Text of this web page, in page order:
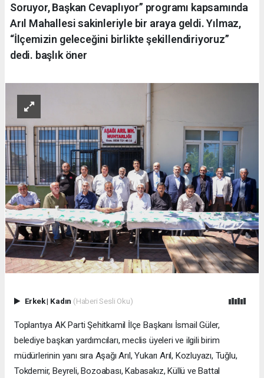
Soruyor, Başkan Cevaplıyor” programı kapsamında
Arıl Mahallesi sakinleriyle bir araya geldi. Yılmaz,
“İlçemizin geleceğini birlikte şekillendiriyoruz”
dedi. başlık öner
Erkek| Kadın (Haberi Sesli Oku)
Toplantıya AK Parti Şehitkamil İlçe Başkanı İsmail Güler,
belediye başkan yardımcıları, meclis üyeleri ve ilgili birim
müdürlerinin yanı sıra Aşağı Arıl, Yukarı Arıl, Kozluyazı, Tuğlu,
Tokdemir, Beyreli, Bozoabası, Kabasakız, Küllü ve Battal